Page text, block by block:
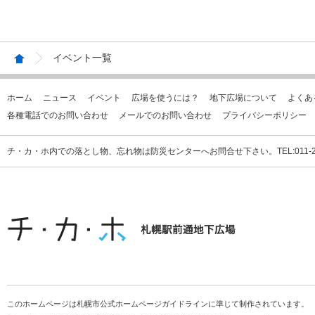
イベント一覧
ホーム ニュース イベント 広場を使うには？ 地下広場について
よく
各種電話でのお問い合わせ
メールでのお問い合わせ プライバシーポリシー
チ・カ・ホ内での落とし物、忘れ物は防災センターへお問合せ下さい。
このホームページは札幌市公式ホームページガイドラインに準じて制作されています。